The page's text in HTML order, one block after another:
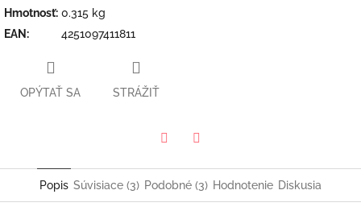
Hmotnosť: 0.315 kg
EAN : 4251097411811
OPÝTAŤ SA STRÁŽIŤ
Popis Súvisiace (3) Podobné (3) Hodnotenie Diskusia